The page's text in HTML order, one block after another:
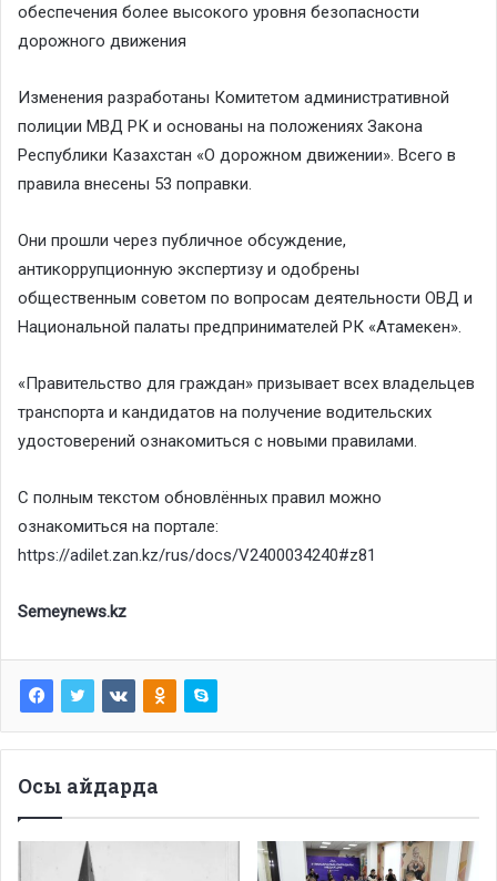
обеспечения более высокого уровня безопасности
дорожного движения
Изменения разработаны Комитетом административной
полиции МВД РК и основаны на положениях Закона
Республики Казахстан «О дорожном движении». Всего в
правила внесены 53 поправки.
Они прошли через публичное обсуждение,
антикоррупционную экспертизу и одобрены
общественным советом по вопросам деятельности ОВД и
Национальной палаты предпринимателей РК «Атамекен».
«Правительство для граждан» призывает всех владельцев
транспорта и кандидатов на получение водительских
удостоверений ознакомиться с новыми правилами.
С полным текстом обновлённых правил можно
ознакомиться на портале:
https://adilet.zan.kz/rus/docs/V2400034240#z81
Semeynews.kz
Осы айдарда